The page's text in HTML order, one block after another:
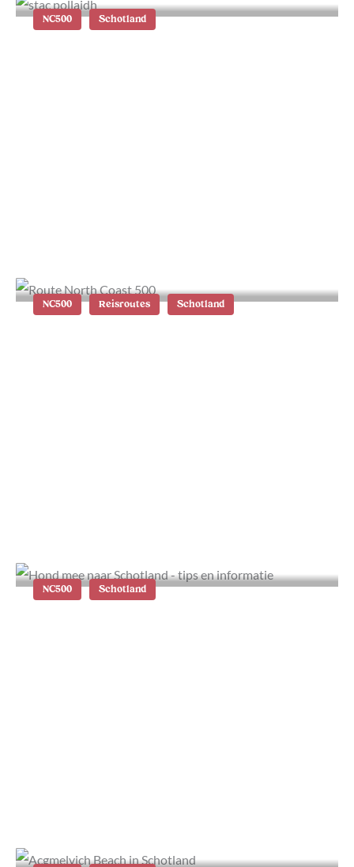
NC500 Schotland
NC500 Reisroutes Schotland
NC500 Schotland